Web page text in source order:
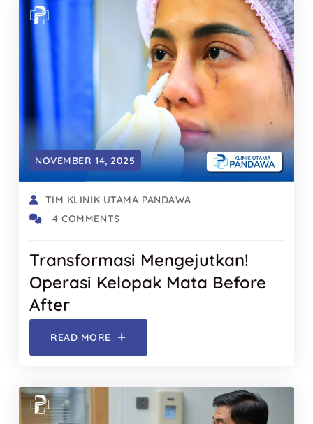
NOVEMBER 14, 2025
TIM KLINIK UTAMA PANDAWA
4 COMMENTS
Transformasi Mengejutkan!
Operasi Kelopak Mata Before
After
READ MORE